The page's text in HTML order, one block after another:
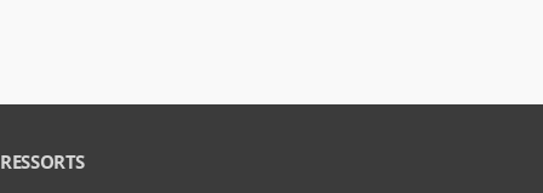
RESSORTS